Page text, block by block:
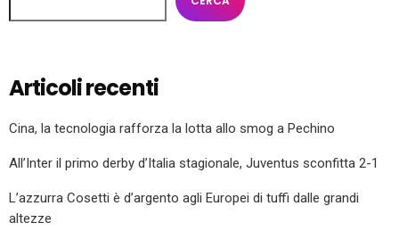
Articoli recenti
Cina, la tecnologia rafforza la lotta allo smog a Pechino
All’Inter il primo derby d’Italia stagionale, Juventus sconfitta 2-1
L’azzurra Cosetti è d’argento agli Europei di tuffi dalle grandi
altezze